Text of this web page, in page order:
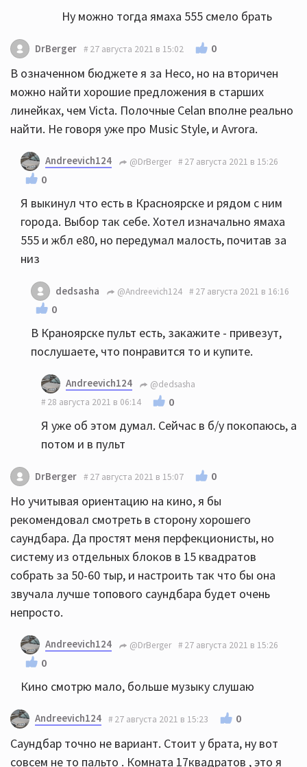
Ну можно тогда ямаха 555 смело брать
DrBerger 27 августа 2021 в 15:02 0
В означенном бюджете я за Heco, но на вторичен
можно найти хорошие предложения в старших
линейках, чем Victa. Полочные Celan вполне реально
найти. Не говоря уже про Music Style, и Avrora.
Andreevich124 @DrBerger 27 августа 2021 в 15:26
0
Я выкинул что есть в Красноярске и рядом с ним
города. Выбор так себе. Хотел изначально ямаха
555 и жбл е80, но передумал малость, почитав за
низ
dedsasha @Andreevich124 27 августа 2021 в 16:16
0
В Краноярске пульт есть, закажите - привезут,
послушаете, что понравится то и купите.
Andreevich124
@dedsasha
28 августа 2021 в 06:14
0
Я уже об этом думал. Сейчас в б/у покопаюсь, а
потом и в пульт
DrBerger 27 августа 2021 в 15:07 0
Но учитывая ориентацию на кино, я бы
рекомендовал смотреть в сторону хорошего
саундбара. Да простят меня перфекционисты, но
систему из отдельных блоков в 15 квадратов
собрать за 50-60 тыр, и настроить так что бы она
звучала лучше топового саундбара будет очень
непросто.
Andreevich124 @DrBerger 27 августа 2021 в 15:26
0
Кино смотрю мало, больше музыку слушаю
Andreevich124 27 августа 2021 в 15:23 0
Саундбар точно не вариант. Стоит у брата, ну вот
совсем не то пальто . Комната 17квадратов , это я